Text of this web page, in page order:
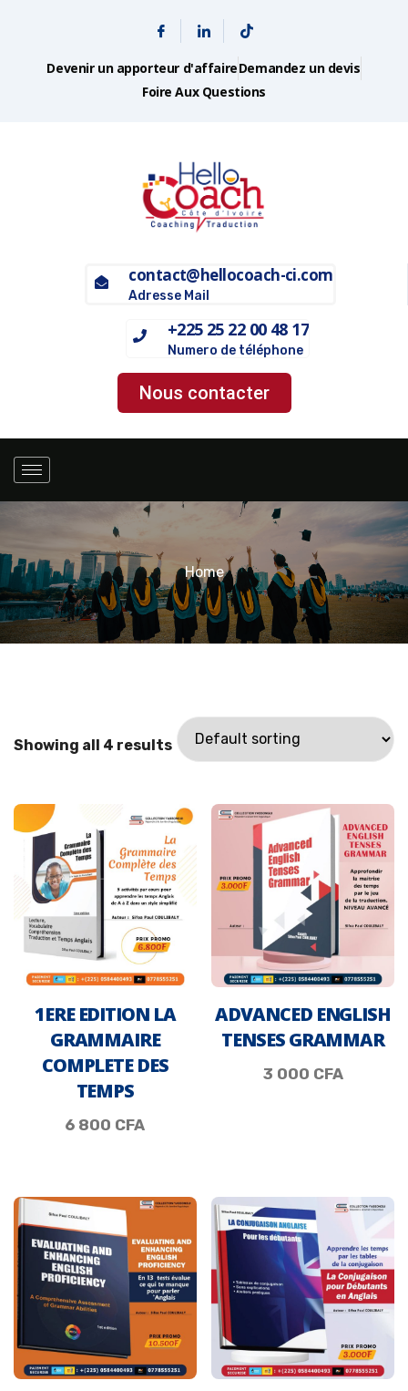
Devenir un apporteur d'affaireDemandez un devis
Foire Aux Questions
contact@hellocoach-ci.com
Adresse Mail
+225 25 22 00 48 17
Numero de téléphone
Nous contacter
Home
Showing all 4 results
1ERE EDITION LA
GRAMMAIRE
COMPLETE DES
TEMPS
6 800 CFA
ADVANCED ENGLISH
TENSES GRAMMAR
3 000 CFA